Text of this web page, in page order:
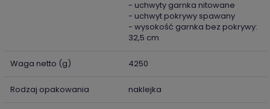
- uchwyty garnka nitowane
- uchwyt pokrywy spawany
- wysokość garnka bez pokrywy:
32,5 cm
Waga netto (g) 4250
Rodzaj opakowania naklejka